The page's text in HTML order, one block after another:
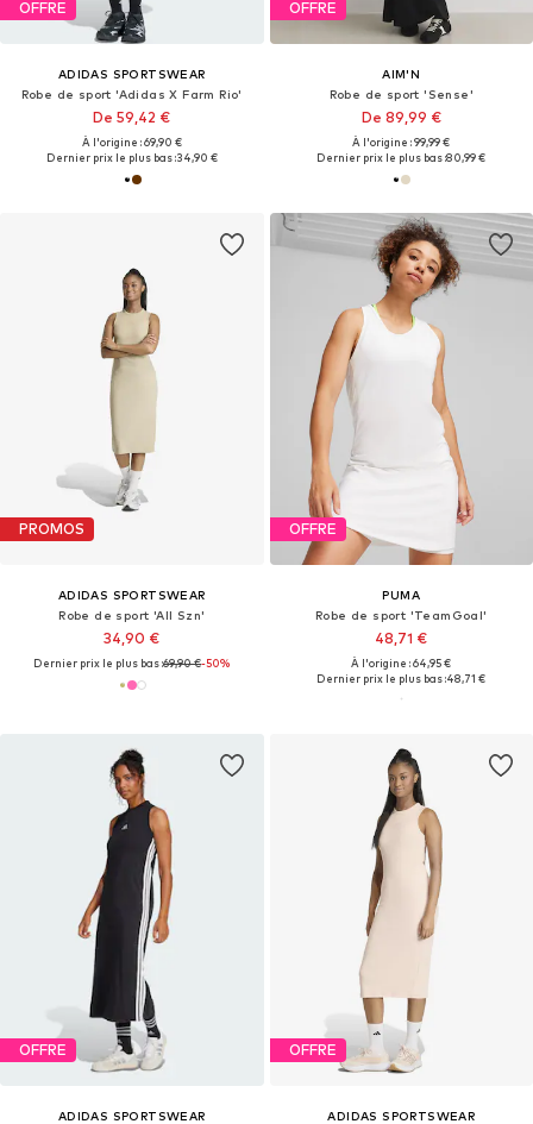
OFFRE
ADIDAS SPORTSWEAR
Robe de sport 'Adidas X Farm Rio'
De 59,42 €
À l'origine : 69,90 €
Dernier prix le plus bas :34,90 €
OFFRE
AIM'N
Robe de sport 'Sense'
De 89,99 €
À l'origine : 99,99 €
Dernier prix le plus bas :80,99 €
PROMOS
ADIDAS SPORTSWEAR
Robe de sport 'All Szn'
34,90 €
Dernier prix le plus bas :69,90 €-50%
OFFRE
PUMA
Robe de sport 'TeamGoal'
48,71 €
À l'origine : 64,95 €
Dernier prix le plus bas :48,71 €
OFFRE
ADIDAS SPORTSWEAR
OFFRE
ADIDAS SPORTSWEAR